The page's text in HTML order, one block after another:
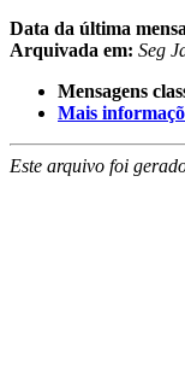
Data da última
Arquivada em: Seg
Mensagens
Mais
Este arquivo foi